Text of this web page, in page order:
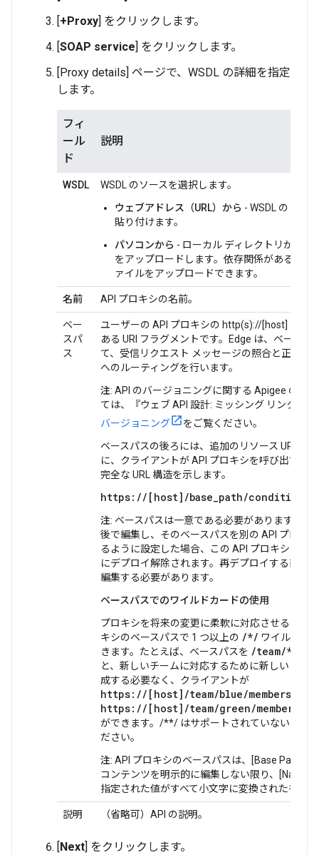
+Proxy ] をクリックします。
SOAP service ] をクリックします。
[Proxy details] ページで、WSDL の詳細を指定
します。
フィ
ール
ド
説明
WSDL
WSDL のソースを選択します。
ウェブアドレス（URL）から - WSDL の URL
貼り付けます。
パソコンから - ローカル ディレクトリから
をアップロードします。依存関係がある場合
ァイルをアップロードできます。
名前 API プロキシの名前。
ベー
スパ
ス
ユーザーの API プロキシの http(s)://[host] アド
ある URI フラグメントです。Edge は、ベースパ
て、受信リクエスト メッセージの照合と正しい
へのルーティングを行います。
注: API のバージョニングに関する Apigee の推
ては、『ウェブ API 設計: ミッシング リンク
バージョニング
をご覧ください。
ベースパスの後ろには、追加のリソース URL が
に、クライアントが API プロキシを呼び出すた
完全な URL 構造を示します。
https://[host]/base_path/
注: ベースパスは一意である必要があります。こ
後で編集し、そのベースパスを別の API プロキ
るように設定した場合、この API プロキシは保
にデプロイ解除されます。再デプロイする前に
編集する必要があります。
ベースパスでのワイルドカードの使用
プロキシを将来の変更に柔軟に対応させるため
キシのベースパスで 1 つ以上の /*/ ワイルドカ
きます。たとえば、ベースパスを /team/*/
と、新しいチームに対応するために新しい API
成する必要なく、クライアントが
https://[host]/team/blue/members
https://[host]/team/green/members
ができます。/**/ はサポートされていないこと
ださい。
注: API プロキシのベースパスは、[Base Path] フ
コンテンツを明示的に編集しない限り、[Name]
指定された値がすべて小文字に変換されたもの
説明 （省略可）API の説明。
Next ] をクリックします。